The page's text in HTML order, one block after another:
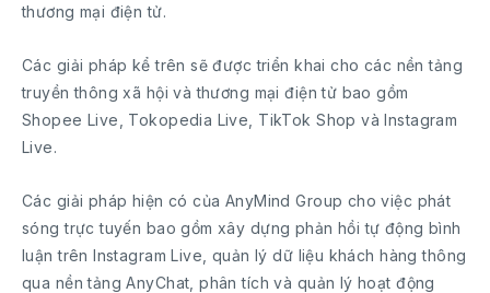
thương mại điện tử.
Các giải pháp kể trên sẽ được triển khai cho các nền tảng
truyền thông xã hội và thương mại điện tử bao gồm
Shopee Live, Tokopedia Live, TikTok Shop và Instagram
Live.
Các giải pháp hiện có của AnyMind Group cho việc phát
sóng trực tuyến bao gồm xây dựng phản hồi tự động bình
luận trên Instagram Live, quản lý dữ liệu khách hàng thông
qua nền tảng AnyChat, phân tích và quản lý hoạt động